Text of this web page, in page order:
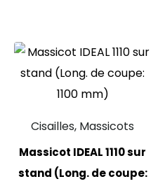
Cisailles, Massicots
Massicot IDEAL 1110 sur
stand (Long. de coupe: